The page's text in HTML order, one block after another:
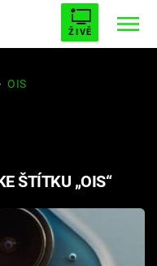
ŽIVĚ
UPÍRŮ
5
OIS
ŠTÍTKU „OIS“